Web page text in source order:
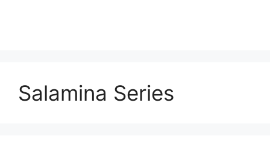
Salamina Series